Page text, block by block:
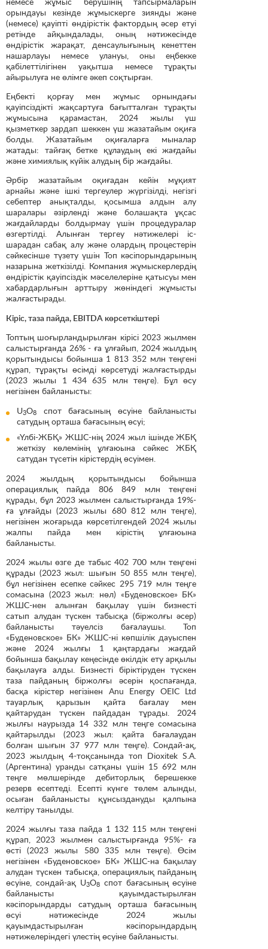
орындауы кезінде жұмыскерге зиянды және
(немесе) қауіпті өндірістік фактордың әсер етуі
ретінде айқындалады, оның нәтижесінде
өндірістік жарақат, денсаулығының кенеттен
нашарлауы немесе улануы, оны еңбекке
қабілеттілігінен уақытша немесе тұрақты
айырылуға не өлімге әкеп соқтырған.
Еңбекті қорғау мен жұмыс орнындағы
қауіпсіздікті жақсартуға бағытталған тұрақты
жұмысына қарамастан, 2024 жылы үш
қызметкер зардап шеккен үш жазатайым оқиға
болды. Жазатайым оқиғаларға мыналар
жатады: тайғақ бетке құлаудың екі жағдайы
және химиялық күйік алудың бір жағдайы.
Әрбір жазатайым оқиғадан кейін мұқият
арнайы және ішкі тергеулер жүргізілді, негізгі
себептер анықталды, қосымша алдын алу
шаралары әзірленді және болашақта ұқсас
жағдайларды болдырмау үшін процедуралар
өзгертілді. Алынған тергеу нәтижелері іс-
шарадан сабақ алу және олардың процестерін
сәйкесінше түзету үшін Топ кәсіпорындарының
назарына жеткізілді. Компания жұмыскерлердің
өндірістік қауіпсіздік мәселелеріне қатысуы мен
хабардарлығын арттыру жөніндегі жұмысты
жалғастырады.
Кіріс, таза пайда, EBITDA көрсеткіштері
Топтың шоғырландырылған кірісі 2023 жылмен
салыстырғанда 26% - ға ұлғайып, 2024 жылдың
қорытындысы бойынша 1 813 352 млн теңгені
құрап, тұрақты өсімді көрсетуді жалғастырды
(2023 жылы 1 434 635 млн теңге). Бұл өсу
негізінен байланысты:
U3O8
спот бағасының өсуіне байланысты
сатудың орташа бағасының өсуі;
«Үлбі-ЖБҚ» ЖШС-нің 2024 жыл ішінде ЖБҚ
жеткізу көлемінің ұлғаюына сәйкес ЖБҚ
сатудан түсетін кірістердің өсуімен.
2024 жылдың қорытындысы бойынша
операциялық пайда 806 849 млн теңгені
құрады, бұл 2023 жылмен салыстырғанда 19%-
ға ұлғайды (2023 жылы 680 812 млн теңге),
негізінен жоғарыда көрсетілгендей 2024 жылы
жалпы пайда мен кірістің ұлғаюына
байланысты.
2024 жылы өзге де табыс 402 700 млн теңгені
құрады (2023 жыл: шығын 50 855 млн теңге),
бұл негізінен есепке сәйкес 295 719 млн теңге
сомасына (2023 жыл: нөл) «Буденовское» БК»
ЖШС-нен алынған бақылау үшін бизнесті
сатып алудан түскен табысқа (біржолғы әсер)
байланысты тәуелсіз бағалаушы. Топ
«Буденовское» БК» ЖШС-ні көпшілік дауыспен
және 2024 жылғы 1 қаңтардағы жағдай
бойынша бақылау кеңесінде өкілдік ету арқылы
бақылауға алды. Бизнесті біріктіруден түскен
таза пайданың біржолғы әсерін қоспағанда,
басқа кірістер негізінен Anu Energy OEIC Ltd
тауарлық қарызын қайта бағалау мен
қайтарудан түскен пайдадан тұрады. 2024
жылғы наурызда 14 332 млн теңге сомасына
қайтарылды (2023 жыл: қайта бағалаудан
болған шығын 37 977 млн теңге). Сондай-ақ,
2023 жылдың 4-тоқсанында топ Dioxitek S.A.
(Аргентина) уранды сатқаны үшін 15 692 млн
теңге мөлшерінде дебиторлық берешекке
резерв есептеді. Есепті күнге төлем алынды,
осыған байланысты құнсыздануды қалпына
келтіру танылды.
2024 жылғы таза пайда 1 132 115 млн теңгені
құрап, 2023 жылмен салыстырғанда 95%- ға
өсті (2023 жылы 580 335 млн теңге). Өсім
негізінен «Буденовское» БК» ЖШС-на бақылау
алудан түскен табысқа, операциялық пайданың
өсуіне, сондай-ақ U3O8спот бағасының өсуіне
байланысты қауымдастырылған
кәсіпорындарды сатудың орташа бағасының
өсуі нәтижесінде 2024 жылы
қауымдастырылған кәсіпорындардың
нәтижелеріндегі үлестің өсуіне байланысты.